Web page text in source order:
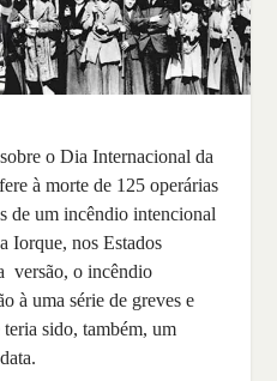
o Dia Internacional da
à morte de 125 operárias
de um incêndio intencional
Iorque, nos Estados
versão, o incêndio
à uma série de greves e
teria sido, também, um